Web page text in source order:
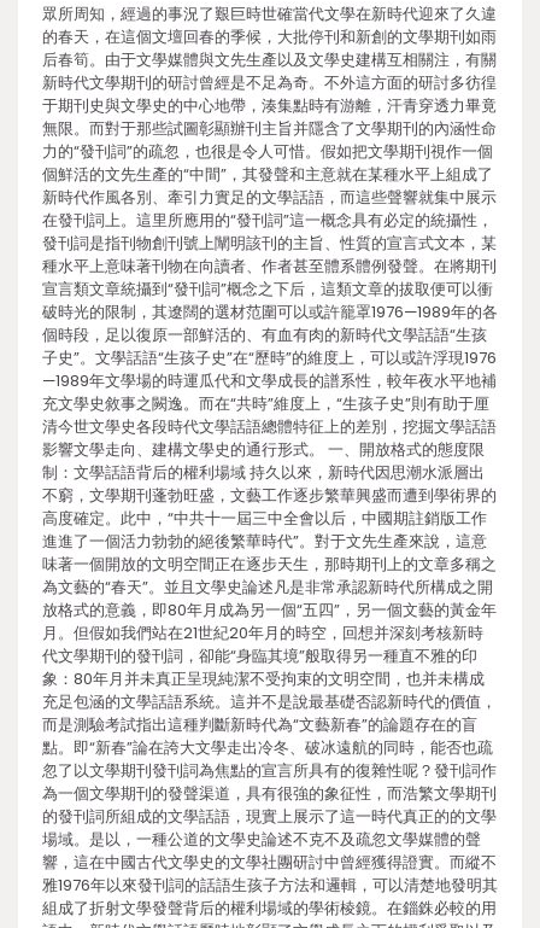
眾所周知，經過的事況了艱巨時世確當代文學在新時代迎來了久違
的春天，在這個文壇回春的季候，大批停刊和新創的文學期刊如雨
后春筍。由于文學媒體與文先生產以及文學史建構互相關注，有關
新時代文學期刊的研討曾經是不足為奇。不外這方面的研討多彷徨
于期刊史與文學史的中心地帶，湊集點時有游離，汗青穿透力畢竟
無限。而對于那些試圖彰顯辦刊主旨并隱含了文學期刊的內涵性命
力的“發刊詞”的疏忽，也很是令人可惜。假如把文學期刊視作一個
個鮮活的文先生產的“中間”，其發聲和主意就在某種水平上組成了
新時代作風各別、牽引力實足的文學話語，而這些聲響就集中展示
在發刊詞上。這里所應用的“發刊詞”這一概念具有必定的統攝性，
發刊詞是指刊物創刊號上闡明該刊的主旨、性質的宣言式文本，某
種水平上意味著刊物在向讀者、作者甚至體系體例發聲。在將期刊
宣言類文章統攝到“發刊詞”概念之下后，這類文章的拔取便可以衝
破時光的限制，其遼闊的選材范圍可以或許籠罩1976—1989年的各
個時段，足以復原一部鮮活的、有血有肉的新時代文學話語“生孩
子史”。文學話語“生孩子史”在“歷時”的維度上，可以或許浮現1976
—1989年文學場的時運瓜代和文學成長的譜系性，較年夜水平地補
充文學史敘事之闕逸。而在“共時”維度上，“生孩子史”則有助于厘
清今世文學史各段時代文學話語總體特征上的差別，挖掘文學話語
影響文學走向、建構文學史的通行形式。 一、開放格式的態度限
制：文學話語背后的權利場域 持久以來，新時代因思潮水派層出
不窮，文學期刊蓬勃旺盛，文藝工作逐步繁華興盛而遭到學術界的
高度確定。此中，“中共十一屆三中全會以后，中國期註銷版工作
進進了一個活力勃勃的絕後繁華時代”。對于文先生產來說，這意
味著一個開放的文明空間正在逐步天生，那時期刊上的文章多稱之
為文藝的“春天”。並且文學史論述凡是非常承認新時代所構成之開
放格式的意義，即80年月成為另一個“五四”，另一個文藝的黃金年
月。但假如我們站在21世紀20年月的時空，回想并深刻考核新時
代文學期刊的發刊詞，卻能“身臨其境”般取得另一種直不雅的印
象：80年月并未真正呈現純潔不受拘束的文明空間，也并未構成
充足包涵的文學話語系統。這并不是說最基礎否認新時代的價值，
而是測驗考試指出這種判斷新時代為“文藝新春”的論題存在的盲
點。即“新春”論在誇大文學走出冷冬、破冰遠航的同時，能否也疏
忽了以文學期刊發刊詞為焦點的宣言所具有的復雜性呢？發刊詞作
為一個文學期刊的發聲渠道，具有很強的象征性，而浩繁文學期刊
的發刊詞所組成的文學話語，現實上展示了這一時代真正的的文學
場域。是以，一種公道的文學史論述不克不及疏忽文學媒體的聲
響，這在中國古代文學史的文學社團研討中曾經獲得證實。而縱不
雅1976年以來發刊詞的話語生孩子方法和邏輯，可以清楚地發明其
組成了折射文學發聲背后的權利場域的學術棱鏡。在錙銖必較的用